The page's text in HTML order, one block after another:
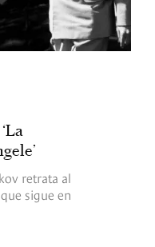
retrata al
sigue en